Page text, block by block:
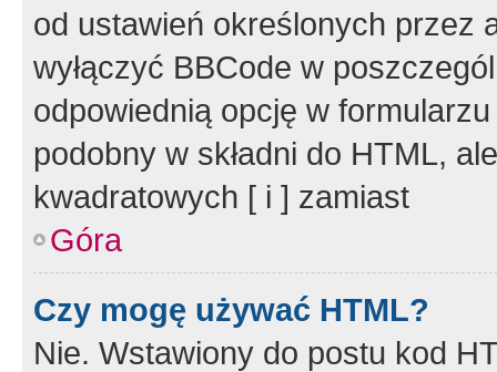
od ustawień określonych przez
wyłączyć BBCode w
odpowiednią opcję w
podobny w składni do HTML,
kwadratowych [ i ] zamiast
Góra
Czy mogę używać HTML?
Nie. Wstawiony do postu kod